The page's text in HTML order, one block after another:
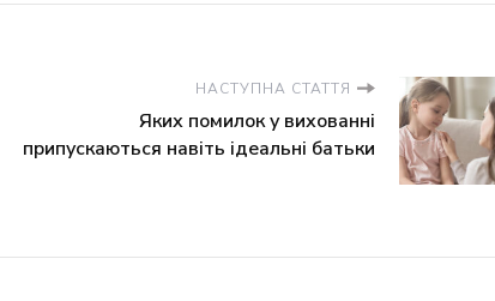
НАСТУПНА СТАТТЯ
Яких помилок у вихованні
припускаються навіть ідеальні батьки